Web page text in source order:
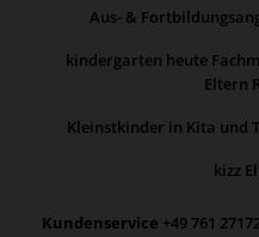
Aus- &
kindergarten heute
Eltern
Kleinstkinder in Kita und
kizz
Kundenservice +49 761